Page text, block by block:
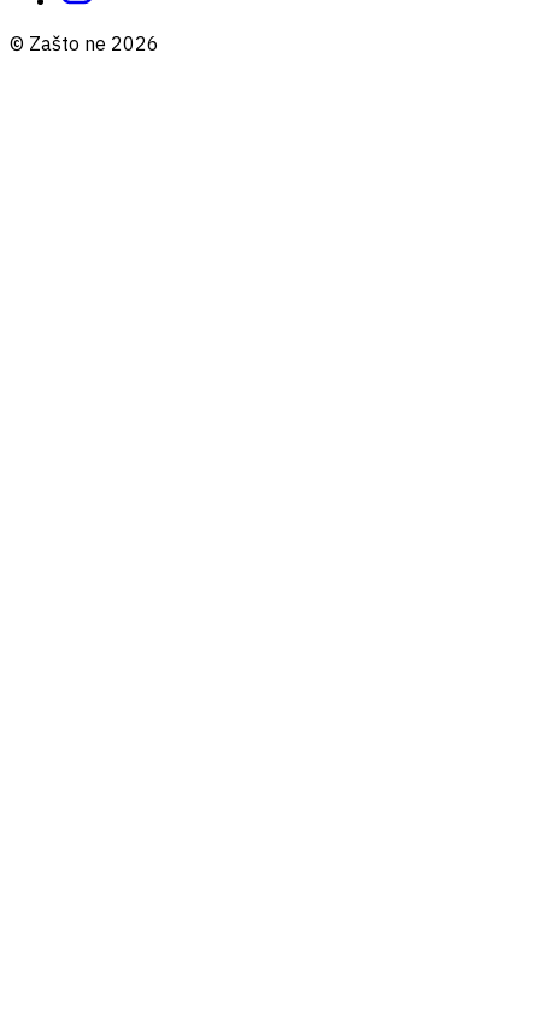
© Zašto ne 2026